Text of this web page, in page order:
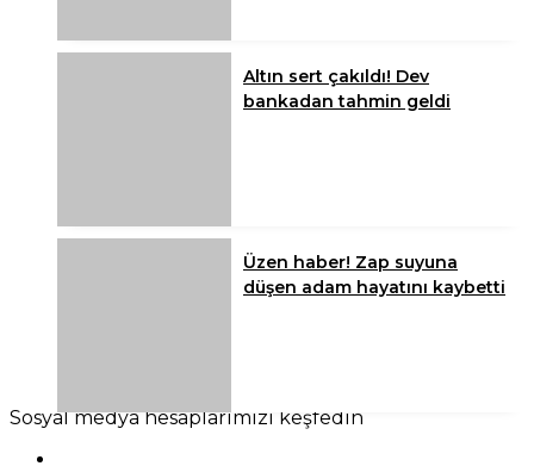
Altın sert çakıldı! Dev
bankadan tahmin geldi
Üzen haber! Zap suyuna
düşen adam hayatını kaybetti
Sosyal medya hesaplarımızı keşfedin